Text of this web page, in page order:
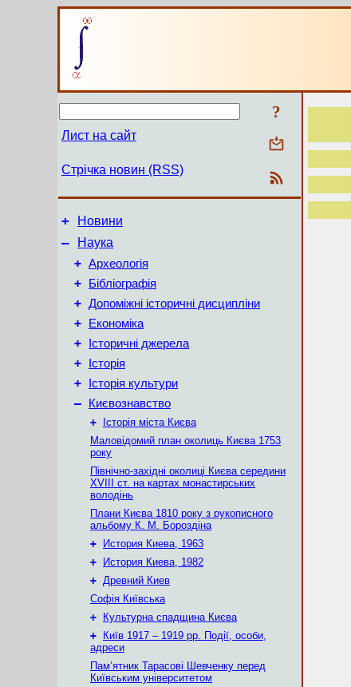
?
Лист на сайт
Стрічка новин (RSS)
+ Новини
–
Наука
+ Археологія
+ Бібліографія
+ Допоміжні історичні дисципліни
+ Економіка
+ Історичні джерела
+ Історія
+ Історія культури
– Києвознавство
+
Історія міста Києва
Маловідомий план околиць Києва 1753
року
Північно-західні околиці Києва середини
XVIII ст. на картах монастирських
володінь
Плани Києва 1810 року з рукописного
альбому К. М. Бороздіна
+
История Киева, 1963
+
История Киева, 1982
+ Древний Киев
Софія Київська
+
Культурна спадщина Києва
+
Київ 1917 – 1919 рр. Події, особи,
адреси
Пам’ятник Тарасові Шевченку перед
Київським університетом